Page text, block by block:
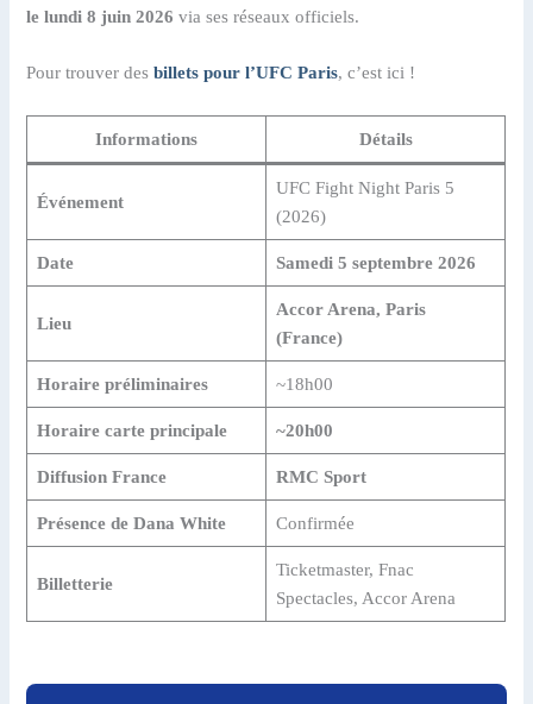
le lundi 8 juin 2026 via ses réseaux officiels.
Pour trouver desbillets pour l’UFC Paris, c’est ici !
Informations Détails
Événement
UFC Fight Night Paris 5
(2026)
Date Samedi 5 septembre 2026
Lieu
Accor Arena, Paris
(France)
Horaire préliminaires ~18h00
Horaire carte principale ~20h00
Diffusion France RMC Sport
Présence de Dana White Confirmée
Billetterie
Ticketmaster, Fnac
Spectacles, Accor Arena